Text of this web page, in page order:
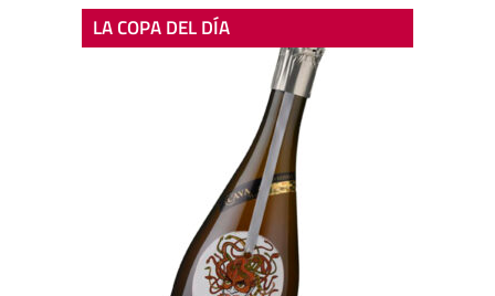
LA COPA DEL DÍA